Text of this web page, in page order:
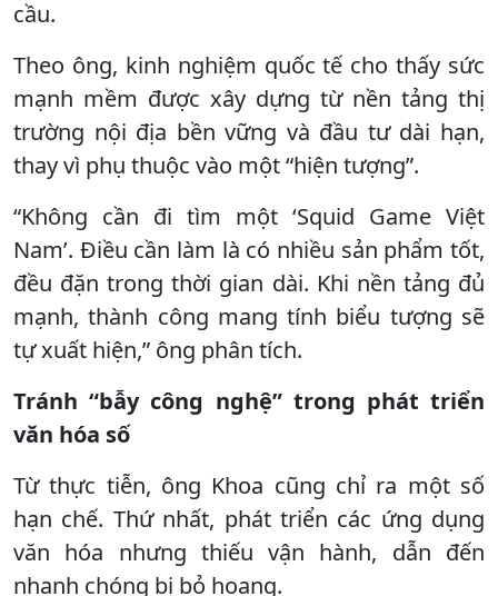
cầu.
Theo ông, kinh nghiệm quốc tế cho thấy sức
mạnh mềm được xây dựng từ nền tảng thị
trường nội địa bền vững và đầu tư dài hạn,
thay vì phụ thuộc vào một “hiện tượng”.
“Không cần đi tìm một ‘Squid Game Việt
Nam’. Điều cần làm là có nhiều sản phẩm tốt,
đều đặn trong thời gian dài. Khi nền tảng đủ
mạnh, thành công mang tính biểu tượng sẽ
tự xuất hiện,” ông phân tích.
Tránh “bẫy công nghệ” trong phát triển
văn hóa số
Từ thực tiễn, ông Khoa cũng chỉ ra một số
hạn chế. Thứ nhất, phát triển các ứng dụng
văn hóa nhưng thiếu vận hành, dẫn đến
nhanh chóng bị bỏ hoang.